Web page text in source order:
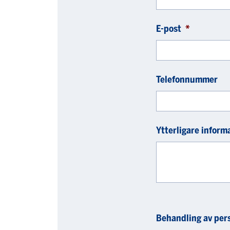
E-post *
Telefonnummer
Ytterligare
Behandling av